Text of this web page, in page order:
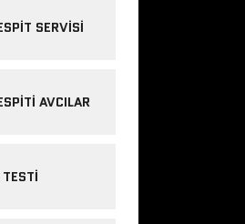
SERVISI
AVCILAR